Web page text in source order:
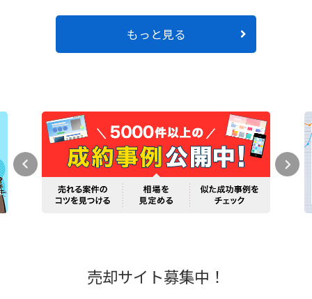
もっと見る
売却サイト募集中！